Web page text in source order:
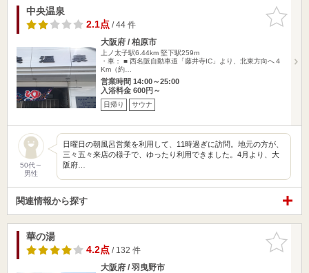
お気に入
りに追加
中央温泉
2.1点/ 44 件
大阪府 / 柏原市
上ノ太子駅6.44km 堅下駅259m
・車： ■ 西名阪自動車道「藤井寺IC」より、北東方向へ４
Km（約…
営業時間 14:00～25:00
入浴料金 600円～
日帰り サウナ
50代～
男性
日曜日の朝風呂営業を利用して、11時過ぎに訪問。地元の方が、
三々五々来店の様子で、ゆったり利用できました。4月より、大
阪府…
関連情報から探す
お気に入
りに追加
華の湯
4.2点/ 132 件
大阪府 / 羽曳野市